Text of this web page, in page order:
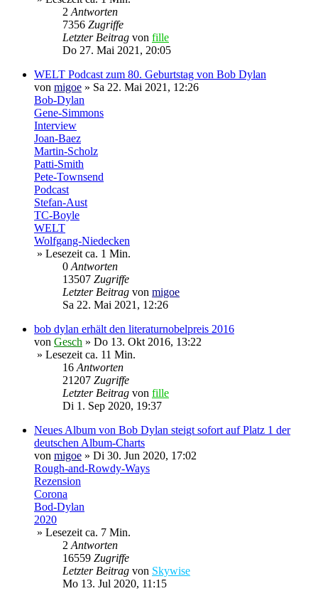
2Antworten
7356 Zugriffe
Letzter Beitrag von fille
Do 27. Mai 2021, 20:05
WELT Podcast zum 80. Geburtstag von Bob Dylan
von migoe » Sa 22. Mai 2021, 12:26
Bob-Dylan
Gene-Simmons
Interview
Joan-Baez
Martin-Scholz
Patti-Smith
Pete-Townsend
Podcast
Stefan-Aust
TC-Boyle
WELT
Wolfgang-Niedecken
» Lesezeit ca. 1 Min.
0Antworten
13507 Zugriffe
Letzter Beitrag von migoe
Sa 22. Mai 2021, 12:26
bob dylan erhält den literaturnobelpreis 2016
von Gesch » Do 13. Okt 2016, 13:22
» Lesezeit ca. 11 Min.
16Antworten
21207 Zugriffe
Letzter Beitrag von fille
Di 1. Sep 2020, 19:37
Neues Album von Bob Dylan steigt sofort auf Platz 1 der
deutschen Album-Charts
von migoe » Di 30. Jun 2020, 17:02
Rough-and-Rowdy-Ways
Rezension
Corona
Bod-Dylan
2020
» Lesezeit ca. 7 Min.
2Antworten
16559 Zugriffe
Letzter Beitrag von Skywise
Mo 13. Jul 2020, 11:15